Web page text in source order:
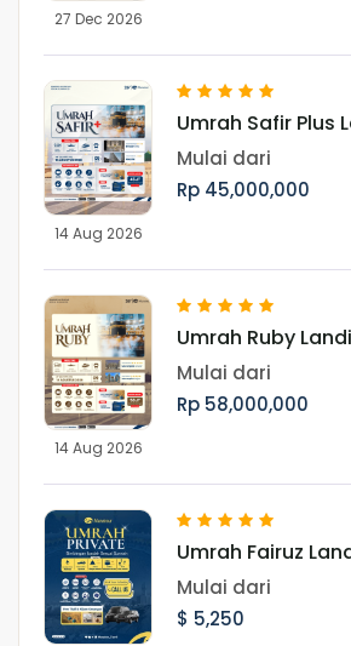
27 Dec 2026
14 Aug 2026
Umrah Safir Plus
14 Agustus 2026
Mulai dari
Rp 45,000,000
14 Aug 2026
Umrah Ruby
Agustus 2026
Mulai dari
Rp 58,000,000
Umrah Fairuz
12 Agustus 2026
Mulai dari
$ 5,250